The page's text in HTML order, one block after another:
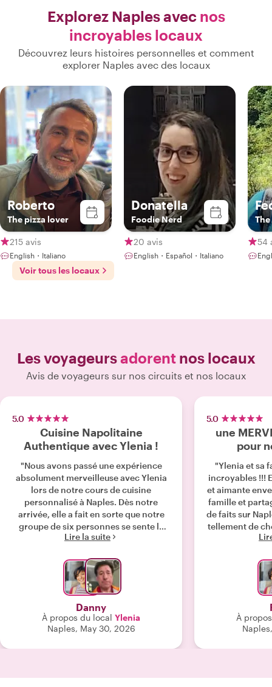
Explorez Naples avec nos
incroyables locaux
Découvrez leurs histoires personnelles et comment
explorer Naples avec des locaux
Roberto
The pizza lover
215 avis
English・Italiano
Donatella
Foodie Nerd
20 avis
English・Español・Italiano
54
Voir tous les locaux
Les voyageursadorentnos locaux
Avis de voyageurs sur nos circuits et nos locaux
5.0
Cuisine Napolitaine
Authentique avec Ylenia !
"Nous avons passé une expérience
absolument merveilleuse avec Ylenia
lors de notre cours de cuisine
personnalisé à Naples. Dès notre
arrivée, elle a fait en sorte que notre
groupe de six personnes se sente le
bienvenu et à l'aise chez elle. Le cours
incroyablement authentique. Ylenia
nous a patiemment guidés dans la
préparation de délicieuses pizzas, de
calzones et d'un fantastique gâteau
Caprese, partageant à la fois des
techniques de cuisine et des traditions
locales en cours de route. L'un des
points forts a été la dégustation de
Lire la suite
Danny
À propos du local Ylenia
Naples, May 30, 2026
5.0
une
pour
"Ylenia et sa
incroyables !!!
et aimante
famille et
de faits sur
tellement de
très bons
boissons
délicieuses
enfants
commencé
Ylenia a été si
ils ont vite
plus belle
et le plus
À